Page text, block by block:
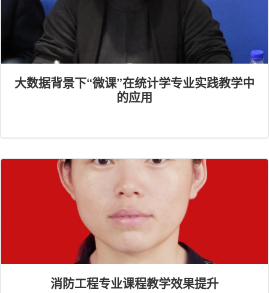
大数据背景下“微课”在统计学专业实践教学中
的应用
消防工程专业课程教学效果提升